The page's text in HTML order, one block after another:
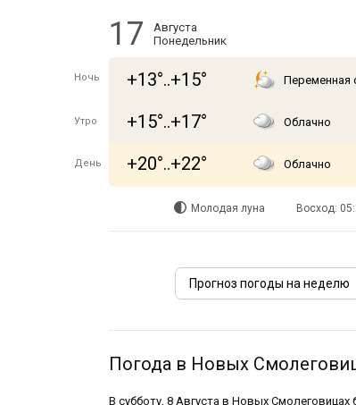
17
Августа
Понедельник
Ночь +13°..+15° Переменная
Утро +15°..+17° Облачно
День +20°..+22° Облачно
Молодая луна Восход:
Прогноз погоды на неделю
Погода в Новых
В субботу, 8 Августа в Новых